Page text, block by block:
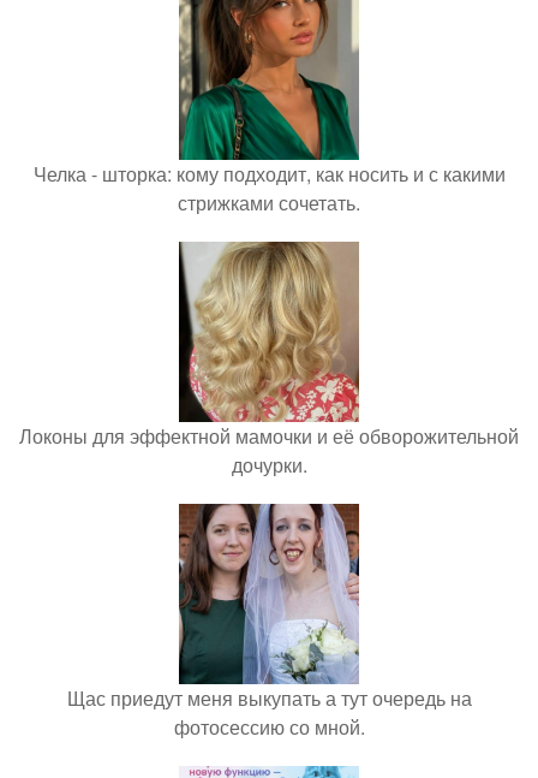
Челка - шторка: кому подходит, как носить и с какими
стрижками сочетать.
Локоны для эффектной мамочки и её обворожительной
дочурки.
Щас приедут меня выкупать а тут очередь на
фотосессию со мной.